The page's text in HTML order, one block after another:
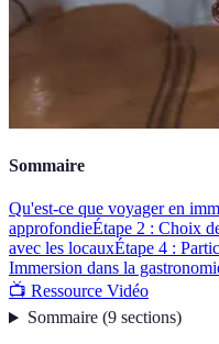
Sommaire
Qu'est-ce que voyager en
approfondieÉtape 2 : Choix
avec les locauxÉtape 4 :
Immersion dans la
📺 Ressource Vidéo
Sommaire(9 sections)